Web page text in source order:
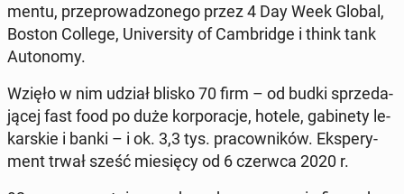
men­tu, prze­pro­wa­dzo­ne­go przez 4 Day Week Global,
Boston College, Uni­ver­si­ty of Cam­brid­ge i think tank
Au­to­no­my.
Wzięło w nim udział blisko 70 firm – od budki sprze­da­
ją­cej fast food po duże kor­po­ra­cje, hotele, ga­bi­ne­ty le­
kar­skie i banki – i ok. 3,3 tys. pra­cow­ni­ków. Eks­pe­ry­
ment trwał sześć mie­się­cy od 6 czerwca 2020 r.